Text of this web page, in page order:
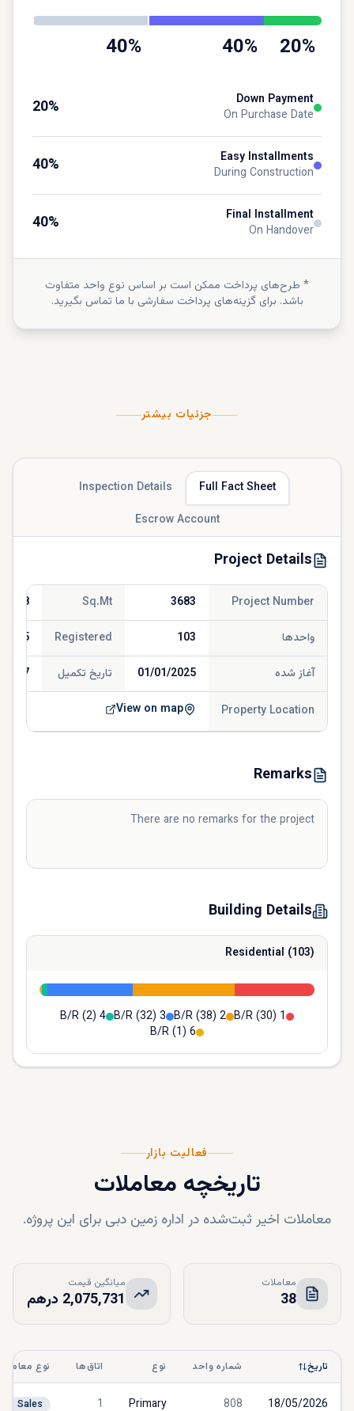
20%
40%
40%
Down Payment
On Purchase Date
20%
Easy Installments
During Construction
40%
Final Installment
On Handover
40%
* طرح‌های پرداخت ممکن است بر اساس نوع واحد متفاوت
باشد. برای گزینه‌های پرداخت سفارشی با ما تماس بگیرید.
جزئیات بیشتر
Full Fact Sheet
Inspection Details
Escrow Account
Project Details
Project Number
3683
Sq.Mt
واحدها 103
Registered
آغاز شده 01/01/2025 تاریخ تکمیل
Property Location
View on map
Remarks
There are no remarks for the project
Building Details
Residential (103)
1 B/R
(30)
2 B/R
(38)
3 B/R
(32)
4 B/R
(2)
6 B/R
(1)
فعالیت بازار
تاریخچه معاملات
معاملات اخیر ثبت‌شده در اداره زمین دبی برای این پروژه.
معاملات
38
میانگین قیمت
2,075,731 درهم
تاریخ شماره واحد نوع اتاق‌ها نوع معامله
18/05/2026
808
Primary
1
Sales